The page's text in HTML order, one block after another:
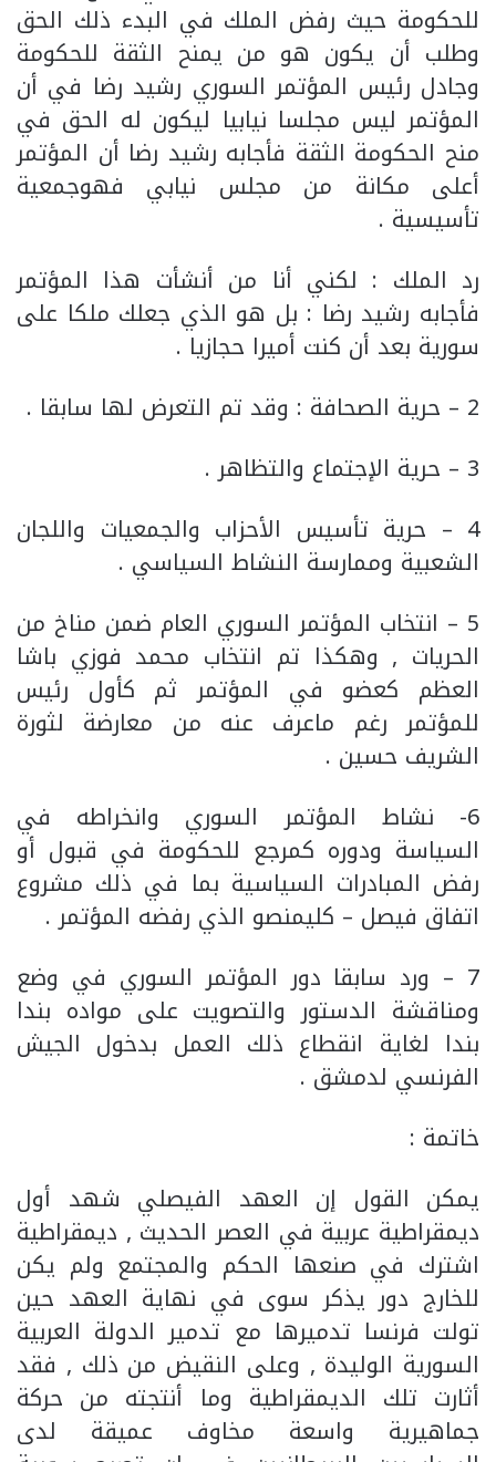
للحكومة حيث رفض الملك في البدء ذلك الحق
وطلب أن يكون هو من يمنح الثقة للحكومة
وجادل رئيس المؤتمر السوري رشيد رضا في أن
المؤتمر ليس مجلسا نيابيا ليكون له الحق في
منح الحكومة الثقة فأجابه رشيد رضا أن المؤتمر
أعلى مكانة من مجلس نيابي فهوجمعية
تأسيسية .
رد الملك : لكني أنا من أنشأت هذا المؤتمر
فأجابه رشيد رضا : بل هو الذي جعلك ملكا على
سورية بعد أن كنت أميرا حجازيا .
2 – حرية الصحافة : وقد تم التعرض لها سابقا .
3 – حرية الإجتماع والتظاهر .
4 – حرية تأسيس الأحزاب والجمعيات واللجان
الشعبية وممارسة النشاط السياسي .
5 – انتخاب المؤتمر السوري العام ضمن مناخ من
الحريات , وهكذا تم انتخاب محمد فوزي باشا
العظم كعضو في المؤتمر ثم كأول رئيس
للمؤتمر رغم ماعرف عنه من معارضة لثورة
الشريف حسين .
6- نشاط المؤتمر السوري وانخراطه في
السياسة ودوره كمرجع للحكومة في قبول أو
رفض المبادرات السياسية بما في ذلك مشروع
اتفاق فيصل – كليمنصو الذي رفضه المؤتمر .
7 – ورد سابقا دور المؤتمر السوري في وضع
ومناقشة الدستور والتصويت على مواده بندا
بندا لغاية انقطاع ذلك العمل بدخول الجيش
الفرنسي لدمشق .
خاتمة :
يمكن القول إن العهد الفيصلي شهد أول
ديمقراطية عربية في العصر الحديث , ديمقراطية
اشترك في صنعها الحكم والمجتمع ولم يكن
للخارج دور يذكر سوى في نهاية العهد حين
تولت فرنسا تدميرها مع تدمير الدولة العربية
السورية الوليدة , وعلى النقيض من ذلك , فقد
أثارت تلك الديمقراطية وما أنتجته من حركة
جماهيرية واسعة مخاوف عميقة لدى